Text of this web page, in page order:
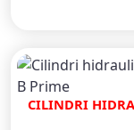
CILINDRI